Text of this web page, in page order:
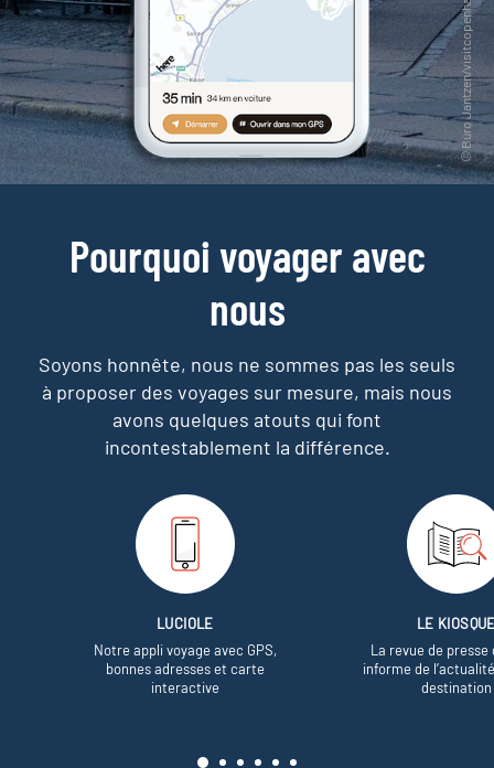
Pourquoi voyager avec
nous
Soyons honnête, nous ne sommes pas les seuls
à proposer des voyages sur mesure, mais nous
avons quelques atouts qui font
incontestablement la différence.
LUCIOLE
Notre appli voyage avec GPS,
bonnes adresses et carte
interactive
LE
La revue de presse
informe de
destination